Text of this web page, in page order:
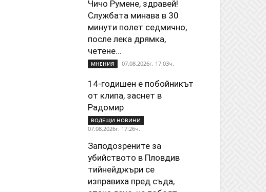
Чичо Румене, здравей!
Службата минава в 30
минути полет седмично,
после лека дрямка,
четене...
МНЕНИЯ 07.08.2026г. 17:03ч.
14-годишен е побойникът
от клипа, заснет в
Радомир
ВОДЕЩИ НОВИНИ
07.08.2026г. 17:26ч.
Заподозрените за
убийството в Пловдив
тийнейджъри се
изправиха пред съда,